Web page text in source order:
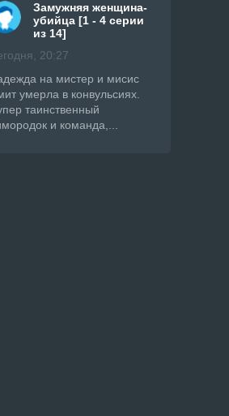
Замужняя женщина-
убийца [1 - 4 серии
из 14]
20:27
на мистер и мисис
умерла в конвульсиях.
таинственный
и команда,...